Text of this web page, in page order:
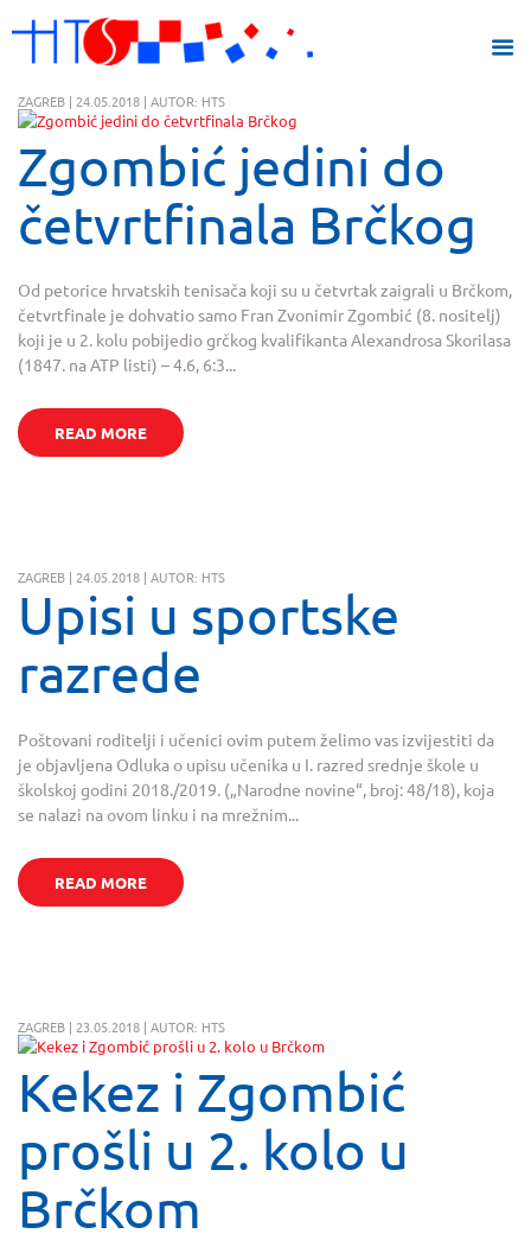
ZAGREB | 24.05.2018 | AUTOR: HTS
Zgombić jedini do
četvrtfinala Brčkog
Od petorice hrvatskih tenisača koji su u četvrtak zaigrali u Brčkom,
četvrtfinale je dohvatio samo Fran Zvonimir Zgombić (8. nositelj)
koji je u 2. kolu pobijedio grčkog kvalifikanta Alexandrosa Skorilasa
(1847. na ATP listi) – 4.6, 6:3...
READ MORE
ZAGREB | 24.05.2018 | AUTOR: HTS
Upisi u sportske
razrede
Poštovani roditelji i učenici ovim putem želimo vas izvijestiti da
je objavljena Odluka o upisu učenika u I. razred srednje škole u
školskoj godini 2018./2019. („Narodne novine“, broj: 48/18), koja
se nalazi na ovom linku i na mrežnim...
READ MORE
ZAGREB | 23.05.2018 | AUTOR: HTS
Kekez i Zgombić
prošli u 2. kolo u
Brčkom